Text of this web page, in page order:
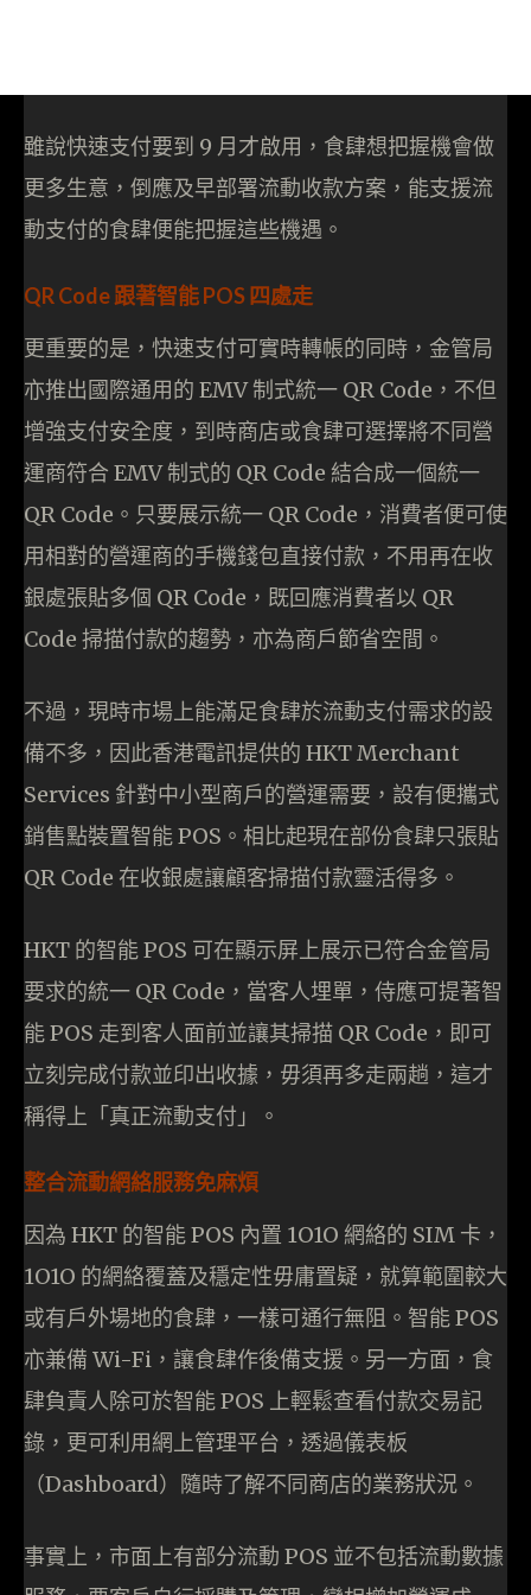
雖說快速支付要到 9 月才啟用，食肆想把握機會做
更多生意，倒應及早部署流動收款方案，能支援流
動支付的食肆便能把握這些機遇。
QR Code 跟著智能 POS 四處走
更重要的是，快速支付可實時轉帳的同時，金管局
亦推出國際通用的 EMV 制式統一 QR Code，不但
增強支付安全度，到時商店或食肆可選擇將不同營
運商符合 EMV 制式的 QR Code 結合成一個統一
QR Code。只要展示統一 QR Code，消費者便可使
用相對的營運商的手機錢包直接付款，不用再在收
銀處張貼多個 QR Code，既回應消費者以 QR
Code 掃描付款的趨勢，亦為商戶節省空間。
不過，現時市場上能滿足食肆於流動支付需求的設
備不多，因此香港電訊提供的 HKT Merchant
Services 針對中小型商戶的營運需要，設有便攜式
銷售點裝置智能 POS。相比起現在部份食肆只張貼
QR Code 在收銀處讓顧客掃描付款靈活得多。
HKT 的智能 POS 可在顯示屏上展示已符合金管局
要求的統一 QR Code，當客人埋單，侍應可提著智
能 POS 走到客人面前並讓其掃描 QR Code，即可
立刻完成付款並印出收據，毋須再多走兩趟，這才
稱得上「真正流動支付」。
整合流動網絡服務免麻煩
因為 HKT 的智能 POS 內置 1O1O 網絡的 SIM 卡，
1O1O 的網絡覆蓋及穩定性毋庸置疑，就算範圍較大
或有戶外場地的食肆，一樣可通行無阻。智能 POS
亦兼備 Wi-Fi，讓食肆作後備支援。另一方面，食
肆負責人除可於智能 POS 上輕鬆查看付款交易記
錄，更可利用網上管理平台，透過儀表板
（Dashboard）隨時了解不同商店的業務狀況。
事實上，市面上有部分流動 POS 並不包括流動數據